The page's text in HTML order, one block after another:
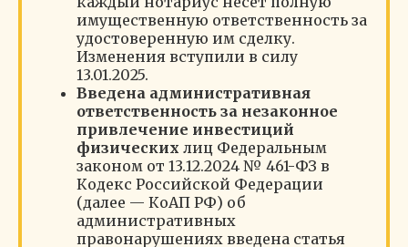
имущественную ответственность за
удостоверенную им сделку.
Изменения вступили в силу
13.01.2025.
Введена административная
ответственность за незаконное
привлечение инвестиций
физических лиц Федеральным
законом от 13.12.2024 № 461-ФЗ в
Кодекс Российской Федерации
(далее — КоАП РФ) об
административных
правонарушениях введена статья